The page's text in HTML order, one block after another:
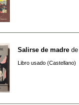
Salirse de madre de
Libro usado (Castellano)